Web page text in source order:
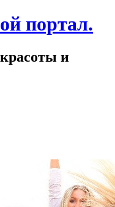
портал.
и